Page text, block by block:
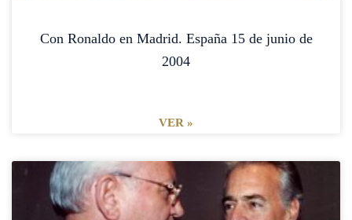
Con Ronaldo en Madrid. España 15 de junio de
2004
VER »